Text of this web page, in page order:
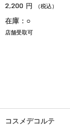
コスメデコルテ
2,200 円 （税込）
在庫：○
店舗受取可